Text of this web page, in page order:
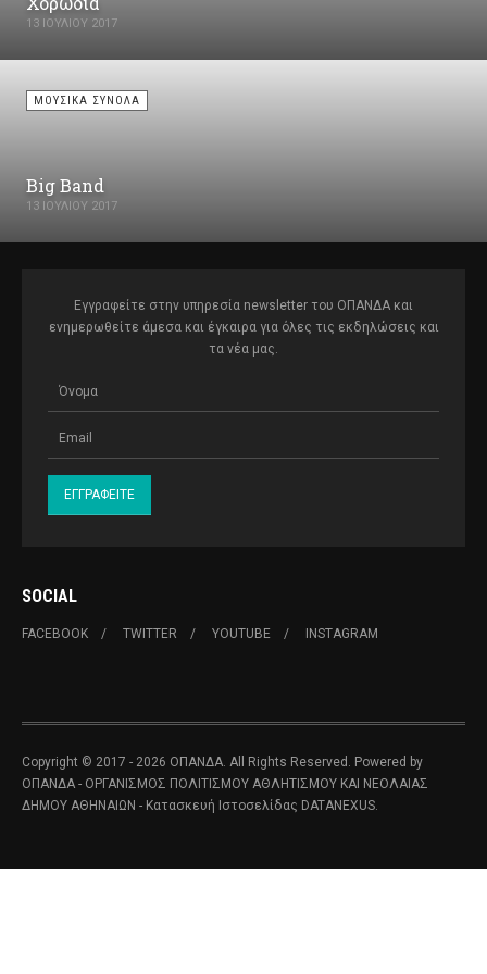
Βαφειοχωρίου & Καρολίδου 2, τηλ.: 210-6427770
13 ΙΟΥΛΊΟΥ 2017
ΜΟΥΣΙΚΆ ΣΎΝΟΛΑ
Big Band
13 ΙΟΥΛΊΟΥ 2017
Εγγραφείτε στην υπηρεσία newsletter του ΟΠΑΝΔΑ και
ενημερωθείτε άμεσα και έγκαιρα για όλες τις εκδηλώσεις και
τα νέα μας.
SOCIAL
FACEBOOK TWITTER YOUTUBE INSTAGRAM
Copyright © 2017 - 2026 ΟΠΑΝΔΑ. All Rights Reserved. Powered by
ΟΠΑΝΔΑ - ΟΡΓΑΝΙΣΜΟΣ ΠΟΛΙΤΙΣΜΟΥ ΑΘΛΗΤΙΣΜΟΥ ΚΑΙ ΝΕΟΛΑΙΑΣ
ΔΗΜΟΥ ΑΘΗΝΑΙΩΝ - Κατασκευή Ιστοσελίδας DATANEXUS.